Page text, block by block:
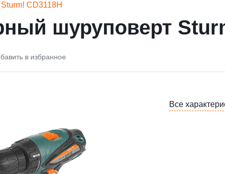
CD3118H
шуруповерт
в избранное
Все